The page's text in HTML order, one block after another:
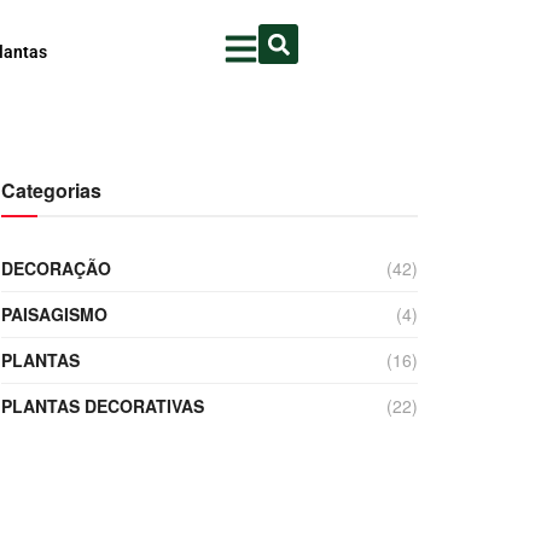
Categorias
DECORAÇÃO
(42)
PAISAGISMO
(4)
PLANTAS
(16)
PLANTAS DECORATIVAS
(22)